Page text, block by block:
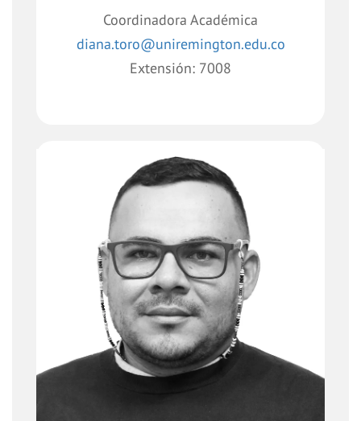
Coordinadora Académica
diana.toro@uniremington.edu.co
Extensión: 7008
Líder de la Búsqueda, análisis y
formulación de proyectos académicos y
de consultoría en el sector público y
privado, que ayuden al logro de los
resultados de la dirección, evaluando la
viabilidad, el desarrollo e impacto de
cada uno de los proyectos.